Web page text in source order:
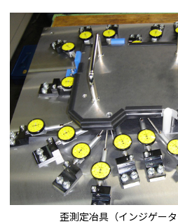
歪測定冶具（インジゲータ